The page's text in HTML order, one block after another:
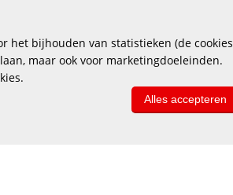
het bijhouden van statistieken (de cookies
maar ook voor marketingdoeleinden.
Alles accepteren